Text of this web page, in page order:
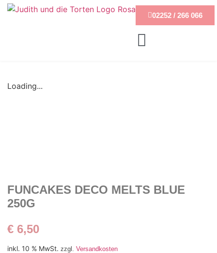
02252 / 266 066
Loading...
FUNCAKES DECO MELTS BLUE
250G
€ 6,50
inkl. 10 % MwSt. zzgl. Versandkosten